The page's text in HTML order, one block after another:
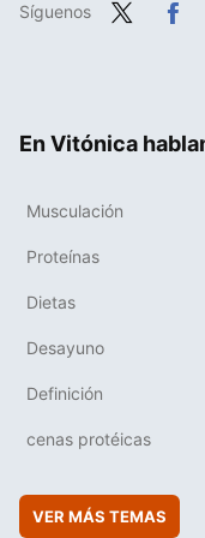
Síguenos
En Vitónica
Musculación
Proteínas
Dietas
Desayuno
Definición
cenas protéicas
VER MÁS TEMAS